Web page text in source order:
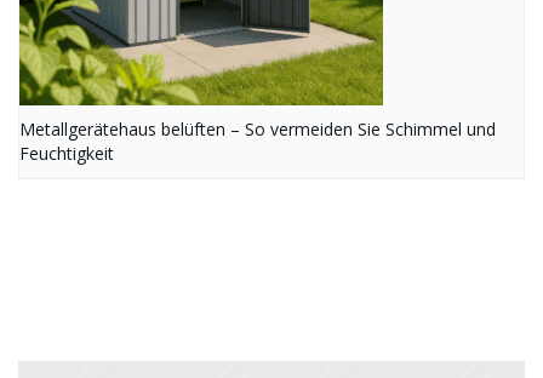
Metallgerätehaus belüften – So vermeiden Sie Schimmel und
Feuchtigkeit